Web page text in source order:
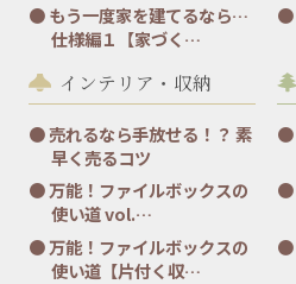
もう一度家を建てるなら…
仕様編１【家づく…
インテリア・収納
売れるなら手放せる！？ 素
早く売るコツ
万能！ファイルボックスの
使い道 vol.…
万能！ファイルボックスの
使い道【片付く収…